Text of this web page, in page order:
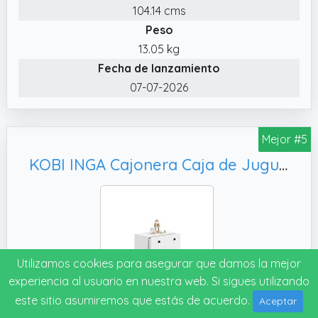
104.14 cms
Peso
13.05 kg
Fecha de lanzamiento
07-07-2026
Mejor #5
KOBI INGA Cajonera Caja de Juguetes con Cajón | Grande 71 x 41 x 41 CM | Baúl Blanco Muebles para Habitación de Niños | Banco de Almacenamiento para Niños | Cajas de Almacenamiento
Utilizamos cookies para asegurar que damos la mejor
experiencia al usuario en nuestra web. Si sigues utilizando
este sitio asumiremos que estás de acuerdo.
Aceptar